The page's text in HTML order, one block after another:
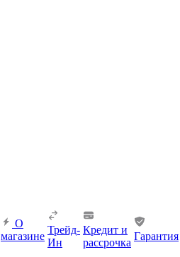
О
магазине
Трейд-
Ин
Кредит и
рассрочка
Гарантия